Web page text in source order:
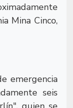
Mina Cinco,
emergencia
seis